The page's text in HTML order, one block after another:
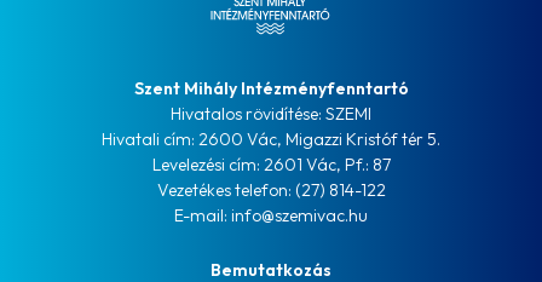
Szent Mihály Intézményfenntartó
Hivatalos rövidítése: SZEMI
Hivatali cím: 2600 Vác, Migazzi Kristóf tér 5.
Levelezési cím: 2601 Vác, Pf.: 87
Vezetékes telefon: (27) 814-122
E-mail: info@szemivac.hu
Bemutatkozás